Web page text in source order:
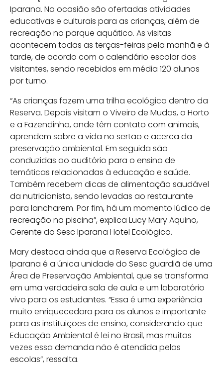
Iparana. Na ocasião são ofertadas atividades
educativas e culturais para as crianças, além de
recreação no parque aquático. As visitas
acontecem todas as terças-feiras pela manhã e à
tarde, de acordo com o calendário escolar dos
visitantes, sendo recebidos em média 120 alunos
por turno.
“As crianças fazem uma trilha ecológica dentro da
Reserva. Depois visitam o Viveiro de Mudas, o Horto
e a Fazendinha, onde têm contato com animais,
aprendem sobre a vida no sertão e acerca da
preservação ambiental. Em seguida são
conduzidas ao auditório para o ensino de
temáticas relacionadas à educação e saúde.
Também recebem dicas de alimentação saudável
da nutricionista, sendo levadas ao restaurante
para lancharem. Por fim, há um momento lúdico de
recreação na piscina”, explica Lucy Mary Aquino,
Gerente do Sesc Iparana Hotel Ecológico.
Mary destaca ainda que a Reserva Ecológica de
Iparana é a única unidade do Sesc guardiã de uma
Área de Preservação Ambiental, que se transforma
em uma verdadeira sala de aula e um laboratório
vivo para os estudantes. “Essa é uma experiência
muito enriquecedora para os alunos e importante
para as instituições de ensino, considerando que
Educação Ambiental é lei no Brasil, mas muitas
vezes essa demanda não é atendida pelas
escolas”, ressalta.